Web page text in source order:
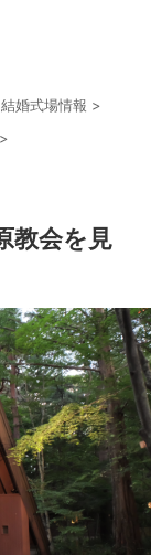
婚式場情報 >
>
教会を見